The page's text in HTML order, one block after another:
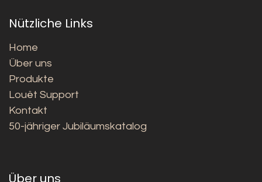
Nützliche Links
Home
Über uns
Produkte
Louët Support
Kontakt
50-jähriger Jubiläumskatalog
Über uns